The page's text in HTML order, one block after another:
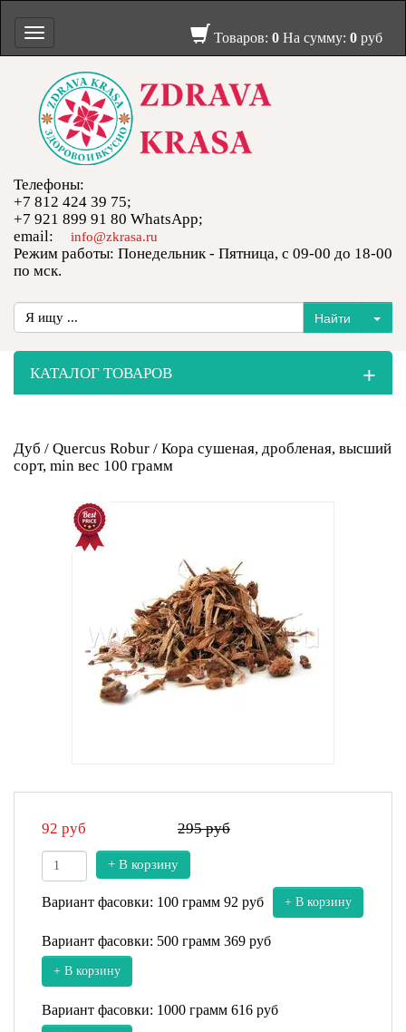
Товаров: 0 На сумму: 0 руб
Toggle
navigation
Телефоны:
+7 812 424 39 75;
+7 921 899 91 80 WhatsApp;
email:
info@zkrasa.ru
Режим работы: Понедельник - Пятница, с 09-00 до 18-00
по мск.
КАТАЛОГ ТОВАРОВ +
Дуб / Quercus Robur / Кора сушеная, дробленая, высший
сорт, min вес 100 грамм
92 руб 295 руб
+ В корзину
Вариант фасовки: 100 грамм 92 руб + В корзину
Вариант фасовки: 500 грамм 369 руб
+ В корзину
Вариант фасовки: 1000 грамм 616 руб